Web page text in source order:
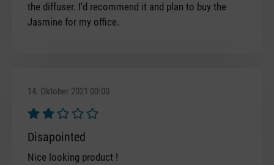
the diffuser. I'd recommend it and plan to buy the
Jasmine for my office.
14. Oktober 2021 00:00
Bewertung mit 2 von 5 Sternen
Disapointed
Nice looking product !